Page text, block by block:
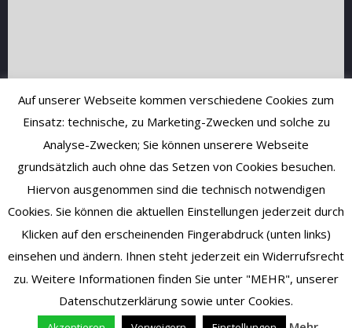
Auf unserer Webseite kommen verschiedene Cookies zum
Einsatz: technische, zu Marketing-Zwecken und solche zu
Analyse-Zwecken; Sie können unserere Webseite
grundsätzlich auch ohne das Setzen von Cookies besuchen.
Hiervon ausgenommen sind die technisch notwendigen
Cookies. Sie können die aktuellen Einstellungen jederzeit durch
Klicken auf den erscheinenden Fingerabdruck (unten links)
einsehen und ändern. Ihnen steht jederzeit ein Widerrufsrecht
zu. Weitere Informationen finden Sie unter "MEHR", unserer
Datenschutzerklärung sowie unter Cookies.